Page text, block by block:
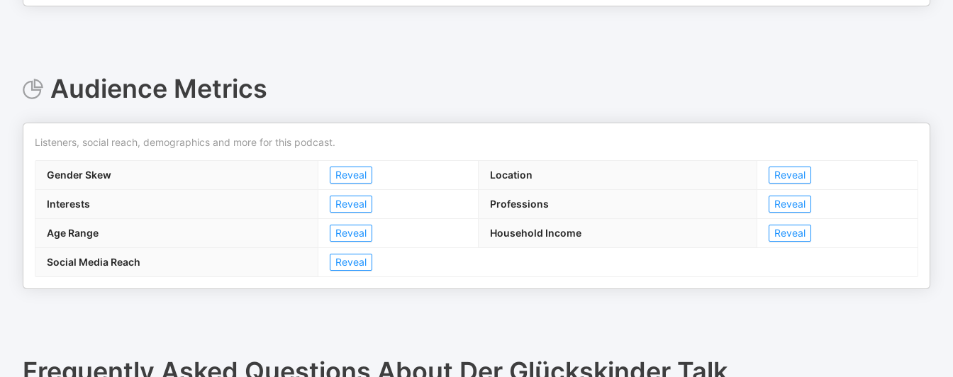
Audience Metrics
Listeners, social reach, demographics and more for this podcast.
Gender Skew Reveal Location Reveal
Interests Reveal Professions Reveal
Age Range Reveal Household Income Reveal
Social Media Reach Reveal